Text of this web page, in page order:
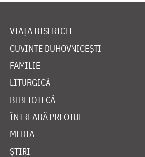
VIAȚA BISERICII
CUVINTE DUHOVNICEȘTI
FAMILIE
LITURGICĂ
BIBLIOTECĂ
ÎNTREABĂ PREOTUL
MEDIA
ȘTIRI